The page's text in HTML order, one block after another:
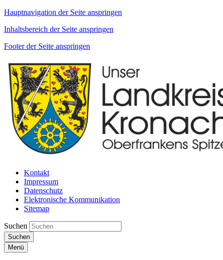
Hauptnavigation der Seite anspringen
Inhaltsbereich der Seite anspringen
Footer der Seite anspringen
Kontakt
Impressum
Datenschutz
Elektronische Kommunikation
Sitemap
Suchen
Suchen
Menü